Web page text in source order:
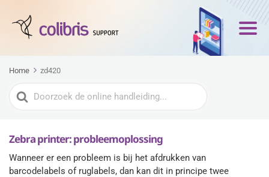
Home zd420
Zoeken
naar
Zebra printer: probleemoplossing
Wanneer er een probleem is bij het afdrukken van
barcodelabels of ruglabels, dan kan dit in principe twee